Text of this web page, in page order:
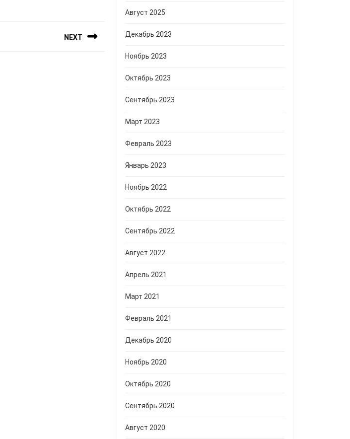
NEXT
Август 2025
Декабрь 2023
Ноябрь 2023
Октябрь 2023
Сентябрь 2023
Март 2023
Февраль 2023
Январь 2023
Ноябрь 2022
Октябрь 2022
Сентябрь 2022
Август 2022
Апрель 2021
Март 2021
Февраль 2021
Декабрь 2020
Ноябрь 2020
Октябрь 2020
Сентябрь 2020
Август 2020